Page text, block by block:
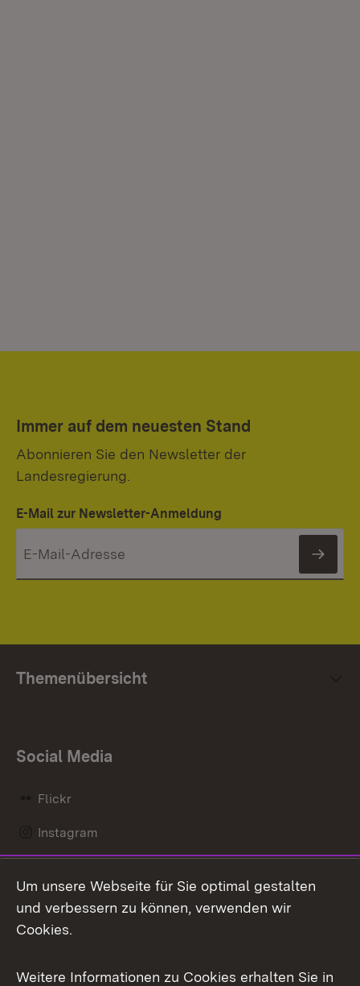
Immer auf dem neuesten Stand
Abonnieren Sie den Newsletter der
Landesregierung.
E-Mail zur Newsletter-Anmeldung
Themenübersicht
Social Media
Flickr
Instagram
Mastodon
Messenger
Social Wall
Um unsere Webseite für Sie optimal gestalten
und verbessern zu können, verwenden wir
Cookies.
Weitere Informationen zu Cookies erhalten Sie in